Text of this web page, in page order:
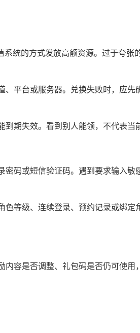
系统的方式发放高额资源。过于夸张
、平台或服务器。兑换失败时，应先
期失效。看到别人能领，不代表当
密码或短信验证码。遇到要求输入敏
等级、连续登录、预约记录或绑定
容是否调整、礼包码是否仍可使用